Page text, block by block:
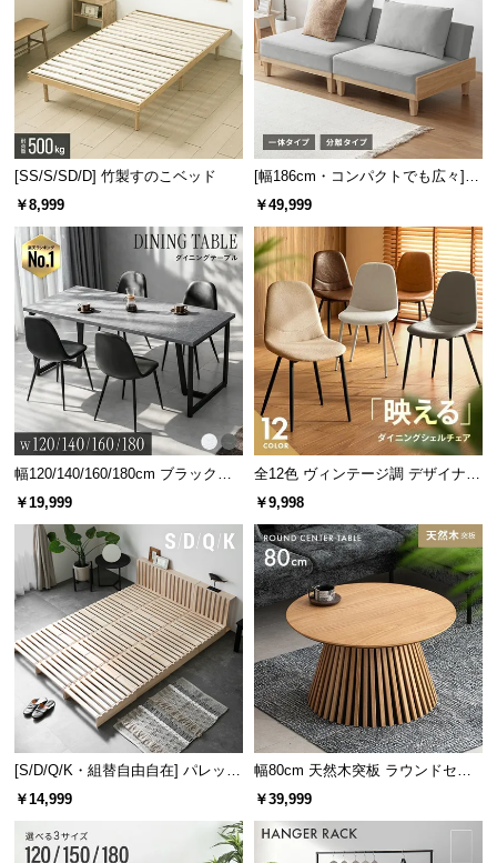
ガラス耐熱温度 100℃
ガラス角も美しく安全に
美しく面取り加工を施したガラス角。手を切る危険
もないので動き回るお子様にとっても安心です。
天板は吸盤で安全固定
フレームに配備された4箇所の吸盤で天板をしっかり
固定し、滑り落ちを防止します。
[SS/S/SD/D] 竹製すのこベッド
￥8,999
[幅186cm・コンパクトでも広々] 3
人掛けソファベッド リクライニン
￥49,999
幅120/140/160/180cm ブラックフ
レーム ダイニング 大理石調 4人掛
￥19,999
全12色 ヴィンテージ調 デザイナー
ズシェルチェア
￥9,998
[S/D/Q/K・組替自由自在] パレット
ベッド 8/12/16枚セット
￥14,999
幅80cm 天然木突板 ラウンドセン
ターテーブル 美しい格子デザイン
￥39,999